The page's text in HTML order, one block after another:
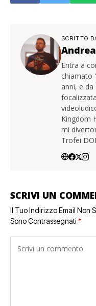
SCRITTO
Entra a
chiamato
anni, e
Kingdom
mi
Trofei
SCRIVI UN
Il Tuo Indirizzo Email Non
Sono Contrassegnati *